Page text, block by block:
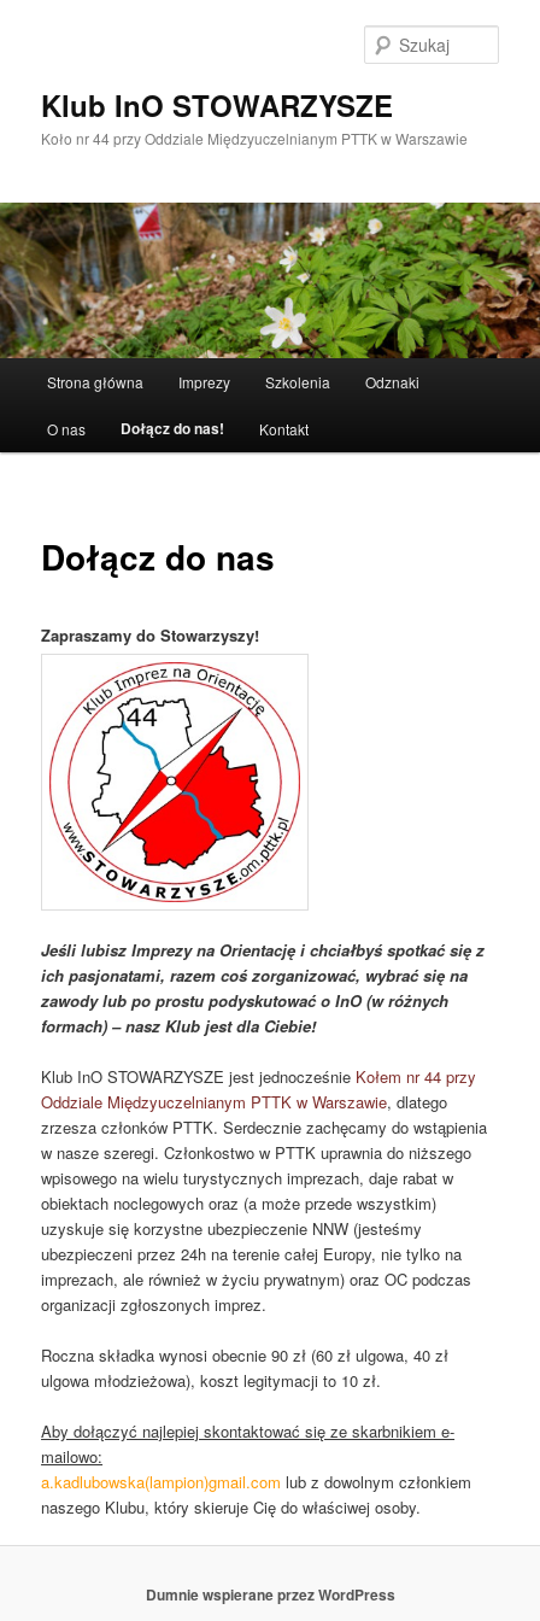
Klub InO STOWARZYSZE
Koło nr 44 przy Oddziale Międzyuczelnianym PTTK w Warszawie
Strona główna Imprezy Szkolenia Odznaki
O nas Dołącz do nas! Kontakt
Dołącz do nas
Zapraszamy do Stowarzyszy!
Jeśli lubisz Imprezy na Orientację i chciałbyś spotkać się z
ich pasjonatami, razem coś zorganizować, wybrać się na
zawody lub po prostu podyskutować o InO (w różnych
formach) – nasz Klub jest dla Ciebie!
Klub InO STOWARZYSZE jest jednocześnie Kołem nr 44 przy
Oddziale Międzyuczelnianym PTTK w Warszawie, dlatego
zrzesza członków PTTK. Serdecznie zachęcamy do wstąpienia
w nasze szeregi. Członkostwo w PTTK uprawnia do niższego
wpisowego na wielu turystycznych imprezach, daje rabat w
obiektach noclegowych oraz (a może przede wszystkim)
uzyskuje się korzystne ubezpieczenie NNW (jesteśmy
ubezpieczeni przez 24h na terenie całej Europy, nie tylko na
imprezach, ale również w życiu prywatnym) oraz OC podczas
organizacji zgłoszonych imprez.
Roczna składka wynosi obecnie 90 zł (60 zł ulgowa, 40 zł
ulgowa młodzieżowa), koszt legitymacji to 10 zł.
Aby dołączyć najlepiej skontaktować się ze skarbnikiem e-
mailowo:
a.kadlubowska(lampion)gmail.com lub z dowolnym członkiem
naszego Klubu, który skieruje Cię do właściwej osoby.
Dumnie wspierane przez WordPress